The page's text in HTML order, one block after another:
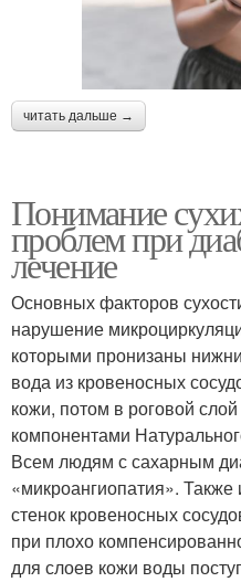
читать дальше →
Понимание
проблем при
лечение
Основных факторов
нарушение
которыми пронизаны
вода из кровеносных
кожи, потом в роговой
компонентами
Всем людям с сахарным
«микроангиопатия».
стенок кровеносных
при плохо
для слоев кожи воды